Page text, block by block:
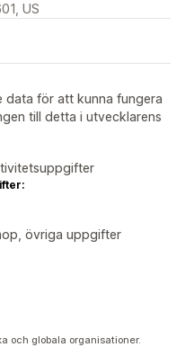
US
data för att kunna fungera
till detta i utvecklarens
övriga uppgifter
och globala organisationer.